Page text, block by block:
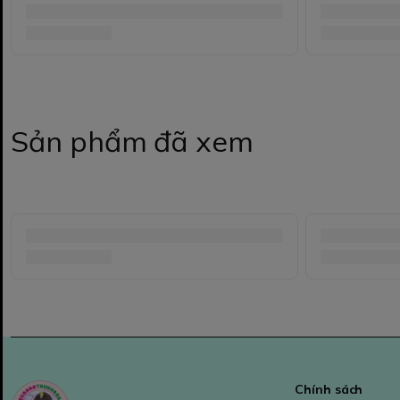
Sản phẩm đã xem
Chính sách